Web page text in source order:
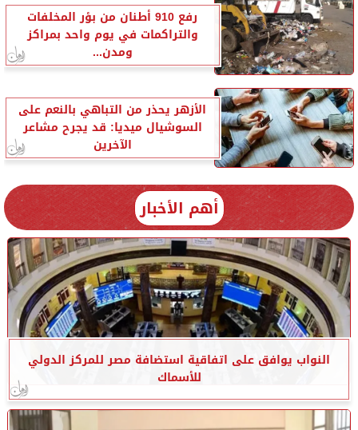
رفع 910 أطنان من بؤر المخلفات
والتراكمات في يوم واحد بمراكز
ومدن...
الأزهر يحذر من التباهي بالنعم على
السوشيال ميديا: قد يجرح مشاعر
الآخرين
أهم الأخبار
النواب يوافق على اتفاقية استضافة مصر للمركز الدولي
للأسماك